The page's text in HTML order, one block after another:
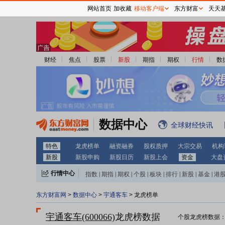
财经 焦点 股票 新股 期指 期权 行情 数
数据中心 全球财经快讯
特色 龙虎榜单 融资融券 股权质押 大宗交易
机
新股
新股申购 新股日历 新股上会 资金 大盘
行情中心 指数 期指 期权 个股 板块 排行 新股 基金 港
东方财富网 > 数据中心 > 宇通客车 > 龙虎榜单
宇通客车(600066)龙虎榜数据 个股龙虎榜数据
网站首页 加收藏 移动客户端 东方财富 天天